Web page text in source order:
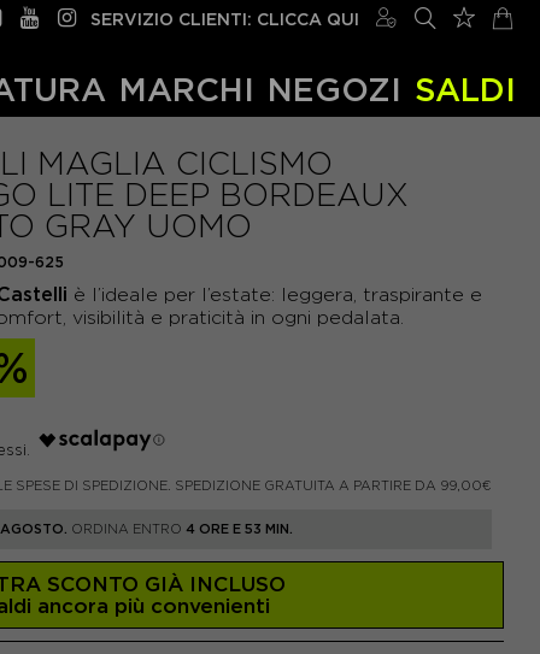
SERVIZIO CLIENTI: CLICCA QUI
MARCHI NEGOZI SALDI
MAGLIA CICLISMO
LITE DEEP BORDEAUX
GRAY UOMO
625
è l’ideale per l’estate: leggera, traspirante e
visibilità e praticità in ogni pedalata.
SPESE DI SPEDIZIONE. SPEDIZIONE GRATUITA A PARTIRE DA 99,00€
ORDINA ENTRO 4 ORE E 53 MIN.
SCONTO GIÀ INCLUSO
ancora più convenienti